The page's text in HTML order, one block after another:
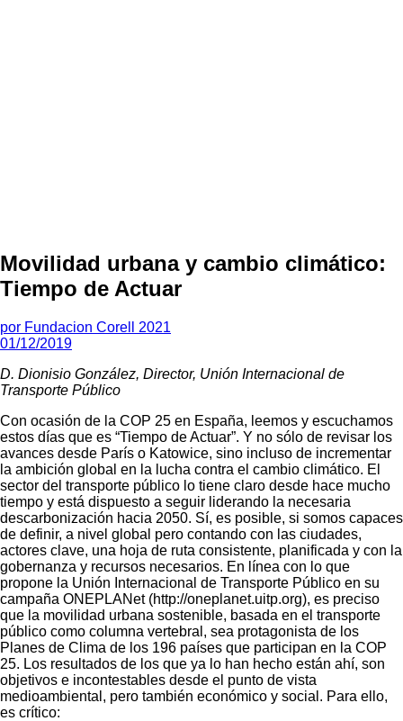
Movilidad urbana y cambio climático:
Tiempo de Actuar
por Fundacion Corell 2021
01/12/2019
D. Dionisio González, Director, Unión Internacional de
Transporte Público
Con ocasión de la COP 25 en España, leemos y escuchamos
estos días que es “Tiempo de Actuar”. Y no sólo de revisar los
avances desde París o Katowice, sino incluso de incrementar
la ambición global en la lucha contra el cambio climático. El
sector del transporte público lo tiene claro desde hace mucho
tiempo y está dispuesto a seguir liderando la necesaria
descarbonización hacia 2050. Sí, es posible, si somos capaces
de definir, a nivel global pero contando con las ciudades,
actores clave, una hoja de ruta consistente, planificada y con la
gobernanza y recursos necesarios. En línea con lo que
propone la Unión Internacional de Transporte Público en su
campaña ONEPLANet (http://oneplanet.uitp.org), es preciso
que la movilidad urbana sostenible, basada en el transporte
público como columna vertebral, sea protagonista de los
Planes de Clima de los 196 países que participan en la COP
25. Los resultados de los que ya lo han hecho están ahí, son
objetivos e incontestables desde el punto de vista
medioambiental, pero también económico y social. Para ello,
es crítico: